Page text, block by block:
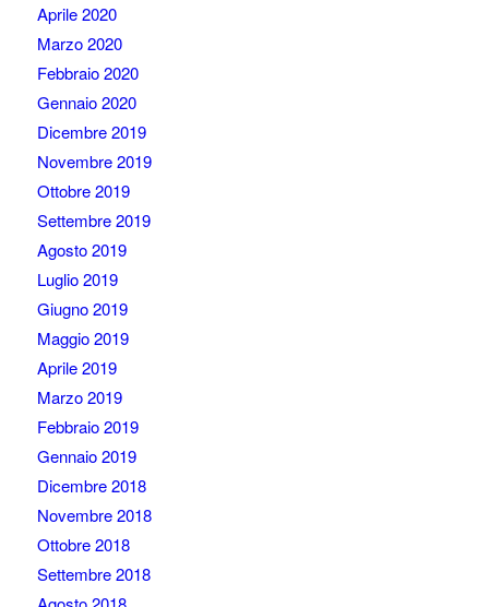
Aprile 2020
Marzo 2020
Febbraio 2020
Gennaio 2020
Dicembre 2019
Novembre 2019
Ottobre 2019
Settembre 2019
Agosto 2019
Luglio 2019
Giugno 2019
Maggio 2019
Aprile 2019
Marzo 2019
Febbraio 2019
Gennaio 2019
Dicembre 2018
Novembre 2018
Ottobre 2018
Settembre 2018